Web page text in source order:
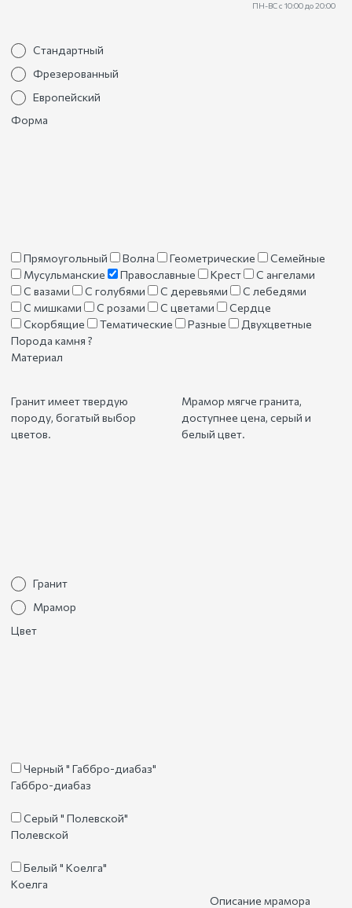
ПН-ВС с 10:00 до 20:00
Стандартный
Фрезерованный
Европейский
Форма
Прямоугольный Волна Геометрические
Семейные
Мусульманские
Православные Крест
С ангелами
С вазами
С голубями С деревьями
С лебедями
С мишками
С розами С цветами
Сердце
Скорбящие
Тематические Разные
Двухцветные
Порода камня ?
Материал
Гранит имеет твердую
породу, богатый выбор
цветов.
Мрамор мягче гранита,
доступнее цена, серый и
белый цвет.
Гранит
Мрамор
Цвет
Черный " Габбро-диабаз"
Габбро-диабаз
Серый " Полевской"
Полевской
Белый " Коелга"
Коелга
Описание мрамора